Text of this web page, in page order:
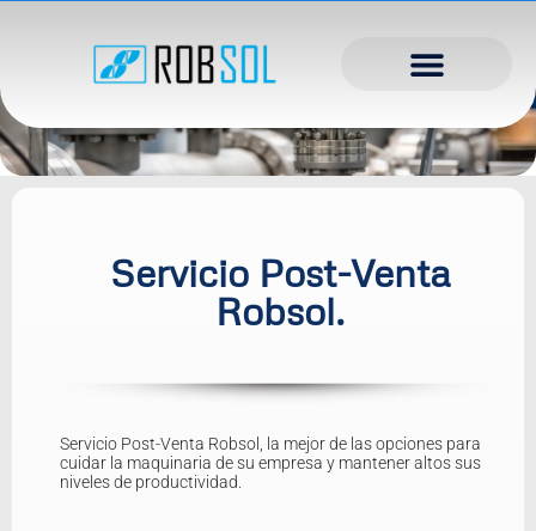
Servicio Post-Venta
Robsol.
Servicio Post-Venta Robsol, la mejor de las opciones para
cuidar la maquinaria de su empresa y mantener altos sus
niveles de productividad.